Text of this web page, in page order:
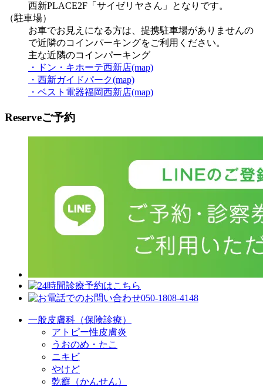
西新PLACE2F「サイゼリヤさん」となりです。
（駐車場）
お車でお見えになる方は、提携駐車場がありませんの
で近隣のコインパーキングをご利用ください。
主な近隣のコインパーキング
・ドン・キホーテ西新店(map)
・西新ガイドパーク(map)
・ベスト電器福岡西新店(map)
Reserveご予約
一般皮膚科（保険診療）
アトピー性皮膚炎
うおのめ・たこ
ニキビ
やけど
乾癬（かんせん）